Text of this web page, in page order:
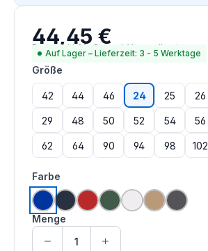
Regulärer Preis:
44,45 €
Preise inkl. MwSt. zzgl. Versandkosten
Auf Lager – Lieferzeit: 3 - 5 Werktage
Größe
42 44 46 24 25 26
29 48 50 52 54 56
62 64 90 94 98 102
Farbe
kornblumenblau
hydronblau
mittelrotmittelgrünreinweiß
khakigrau
Menge